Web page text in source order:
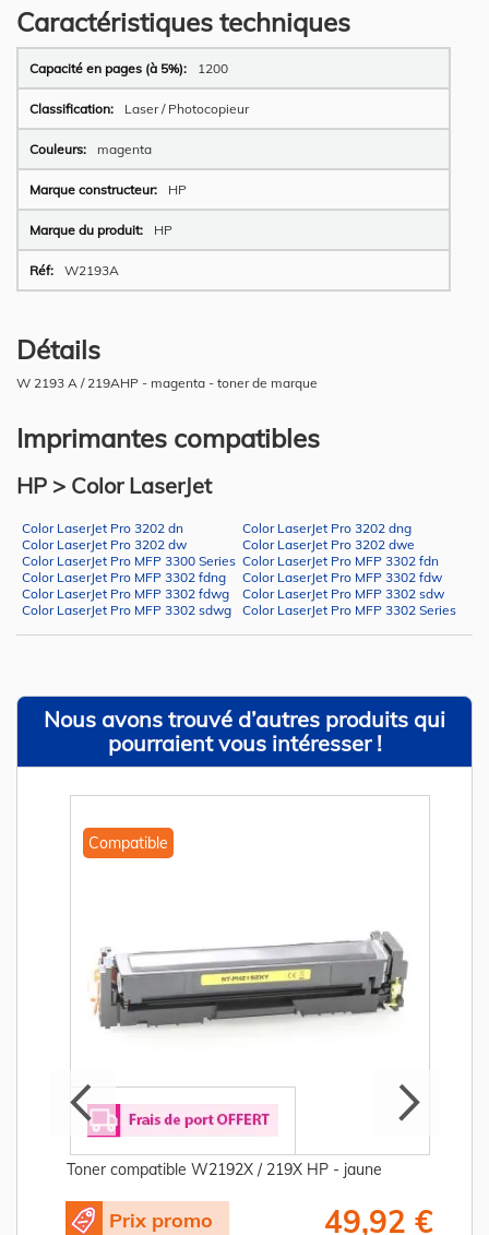
Caractéristiques techniques
Plus
d’information
1200
Laser / Photocopieur
magenta
HP
HP
W2193A
Détails
W 2193 A / 219AHP - magenta - toner de marque
Imprimantes compatibles
HP > Color LaserJet
Color LaserJet Pro 3202 dn
Color LaserJet Pro 3202 dng
Color LaserJet Pro 3202 dw
Color LaserJet Pro 3202 dwe
Color LaserJet Pro MFP 3300 Series Color LaserJet Pro MFP 3302 fdn
Color LaserJet Pro MFP 3302 fdng
Color LaserJet Pro MFP 3302 fdw
Color LaserJet Pro MFP 3302 fdwg
Color LaserJet Pro MFP 3302 sdw
Color LaserJet Pro MFP 3302 sdwg
Color LaserJet Pro MFP 3302 Series
Nous avons trouvé d’autres produits qui
pourraient vous intéresser !
Compatible
Toner compatible W2192X / 219X HP - jaune
Prix promo 49,92 €